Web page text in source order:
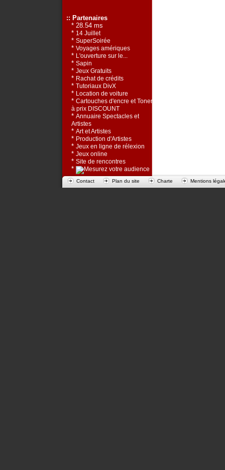
:: Partenaires
* 28.54 ms
* 14 Juillet
* SuperSoirée
* Voyages amériques
* L'ouverture sur le...
* Sapin
* Jeux Gratuits
* Rachat de crédits
* Tutoriaux DivX
* Location de voiture
* Cartouches d'encre et Toners
à prix DISCOUNT
* Annuaire Spectacles et
Artistes
* Art et Artistes
* Production d'Artistes
* Jeux en ligne de rélexion
* Jeux online
* Site de rencontres
*
Contact Plan du site Charte Mentions